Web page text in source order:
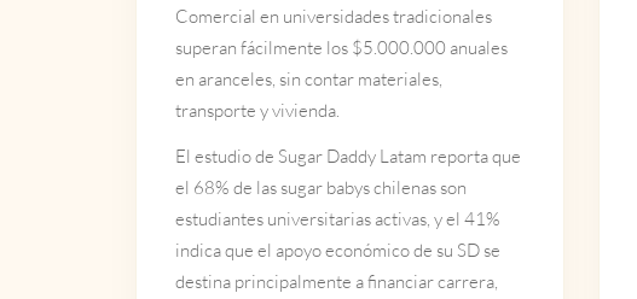
Comercial en universidades tradicionales
superan fácilmente los $5.000.000 anuales
en aranceles, sin contar materiales,
transporte y vivienda.
El estudio de Sugar Daddy Latam reporta que
el 68% de las sugar babys chilenas son
estudiantes universitarias activas, y el 41%
indica que el apoyo económico de su SD se
destina principalmente a financiar carrera,